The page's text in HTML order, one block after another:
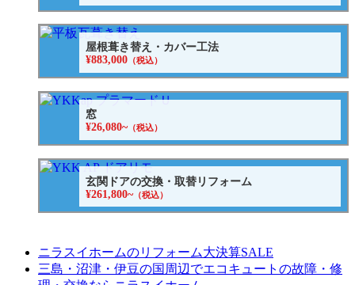
屋根葺き替え・カバー工法
¥883,000 （税込）
窓
¥26,080~（税込）
玄関ドアの交換・取替リフォーム
¥261,800~（税込）
ニラスイホームのリフォーム大決算SALE
三島・沼津・伊豆の国周辺でエコキュートの故障・修